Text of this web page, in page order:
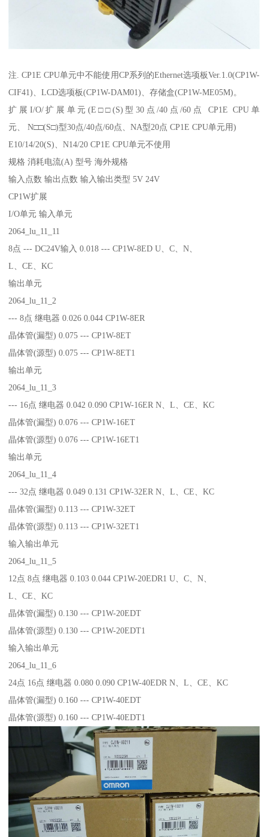
注. CP1E CPU单元中不能使用CP系列的Ethernet选项板Ver.1.0(CP1W-
CIF41)、LCD选项板(CP1W-DAM01)、存储盒(CP1W-ME05M)。
扩展I/O/扩展单元(E□□(S)型30点/40点/60点 CP1E CPU单
元、 N□□(S□)型30点/40点/60点、NA型20点 CP1E CPU单元用)
E10/14/20(S)、N14/20 CP1E CPU单元不使用
规格 消耗电流(A) 型号 海外规格
输入点数 输出点数 输入输出类型 5V 24V
CP1W扩展
I/O单元 输入单元
2064_lu_11_11
8点 --- DC24V输入 0.018 --- CP1W-8ED U、C、N、
L、CE、KC
输出单元
2064_lu_11_2
--- 8点 继电器 0.026 0.044 CP1W-8ER
晶体管(漏型) 0.075 --- CP1W-8ET
晶体管(源型) 0.075 --- CP1W-8ET1
输出单元
2064_lu_11_3
--- 16点 继电器 0.042 0.090 CP1W-16ER N、L、CE、KC
晶体管(漏型) 0.076 --- CP1W-16ET
晶体管(源型) 0.076 --- CP1W-16ET1
输出单元
2064_lu_11_4
--- 32点 继电器 0.049 0.131 CP1W-32ER N、L、CE、KC
晶体管(漏型) 0.113 --- CP1W-32ET
晶体管(源型) 0.113 --- CP1W-32ET1
输入输出单元
2064_lu_11_5
12点 8点 继电器 0.103 0.044 CP1W-20EDR1 U、C、N、
L、CE、KC
晶体管(漏型) 0.130 --- CP1W-20EDT
晶体管(源型) 0.130 --- CP1W-20EDT1
输入输出单元
2064_lu_11_6
24点 16点 继电器 0.080 0.090 CP1W-40EDR N、L、CE、KC
晶体管(漏型) 0.160 --- CP1W-40EDT
晶体管(源型) 0.160 --- CP1W-40EDT1